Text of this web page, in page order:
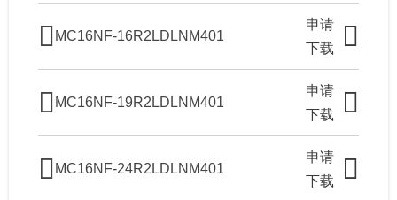
MC16NF-16R2LDLNM401
申请
下载
MC16NF-19R2LDLNM401
申请
下载
MC16NF-24R2LDLNM401
申请
下载